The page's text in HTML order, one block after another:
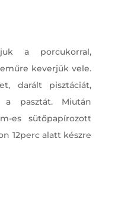
a porcukorral,
keverjük vele.
darált pisztáciát,
pasztát. Miután
es sütőpapírozott
12perc alatt készre